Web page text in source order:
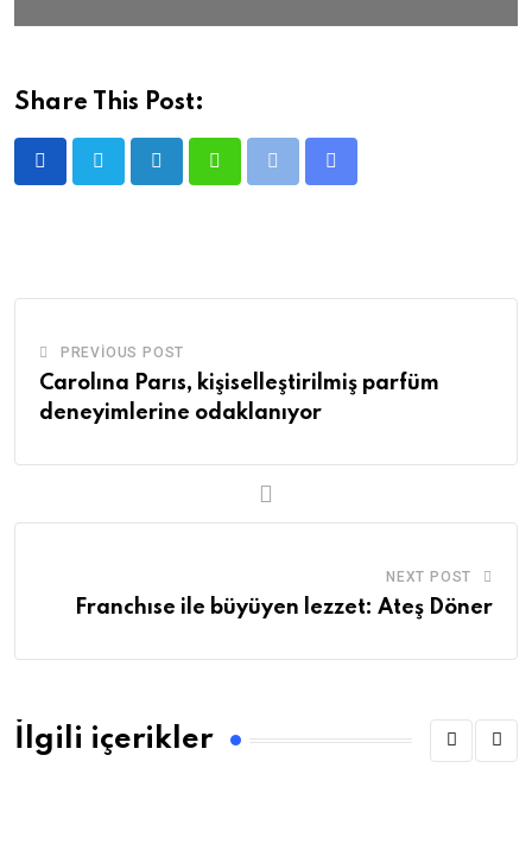
Share This Post:
PREVIOUS POST
Carolına Parıs, kişiselleştirilmiş parfüm
deneyimlerine odaklanıyor
NEXT POST
Franchıse ile büyüyen lezzet: Ateş Döner
İlgili içerikler